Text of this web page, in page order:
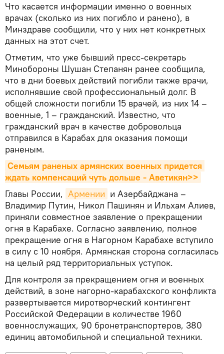
Что касается информации именно о военных
врачах (сколько из них погибло и ранено), в
Минздраве сообщили, что у них нет конкретных
данных на этот счет.
Отметим, что уже бывший пресс-секретарь
Минобороны Шушан Степанян ранее сообщила,
что в дни боевых действий погибли также врачи,
исполнявшие свой профессиональный долг. В
общей сложности погибли 15 врачей, из них 14 –
военные, 1 – гражданский. Известно, что
гражданский врач в качестве добровольца
отправился в Карабах для оказания помощи
раненым.
Семьям раненых армянских военных придется
ждать компенсаций чуть дольше - Аветикян>>
Главы России, Армении и Азербайджана –
Владимир Путин, Никол Пашинян и Ильхам Алиев,
приняли совместное заявление о прекращении
огня в Карабахе. Согласно заявлению, полное
прекращение огня в Нагорном Карабахе вступило
в силу с 10 ноября. Армянская сторона согласилась
на целый ряд территориальных уступок.
Для контроля за прекращением огня и военных
действий, в зоне нагорно-карабахского конфликта
развертывается миротворческий контингент
Российской Федерации в количестве 1960
военнослужащих, 90 бронетранспортеров, 380
единиц автомобильной и специальной техники.